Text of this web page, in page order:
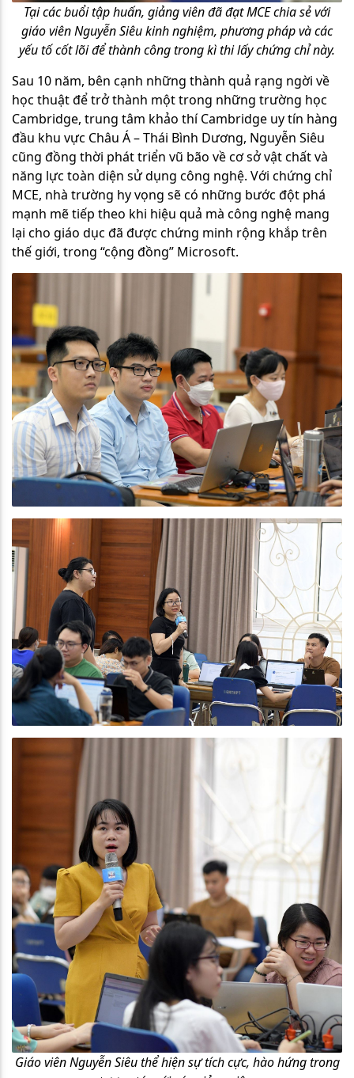
Tại các buổi tập huấn, giảng viên đã đạt MCE chia sẻ với
giáo viên Nguyễn Siêu kinh nghiệm, phương pháp và các
yếu tố cốt lõi để thành công trong kì thi lấy chứng chỉ này.
Sau 10 năm, bên cạnh những thành quả rạng ngời về
học thuật để trở thành một trong những trường học
Cambridge, trung tâm khảo thí Cambridge uy tín hàng
đầu khu vực Châu Á – Thái Bình Dương, Nguyễn Siêu
cũng đồng thời phát triển vũ bão về cơ sở vật chất và
năng lực toàn diện sử dụng công nghệ. Với chứng chỉ
MCE, nhà trường hy vọng sẽ có những bước đột phá
mạnh mẽ tiếp theo khi hiệu quả mà công nghệ mang
lại cho giáo dục đã được chứng minh rộng khắp trên
thế giới, trong “cộng đồng” Microsoft.
Giáo viên Nguyễn Siêu thể hiện sự tích cực, hào hứng trong